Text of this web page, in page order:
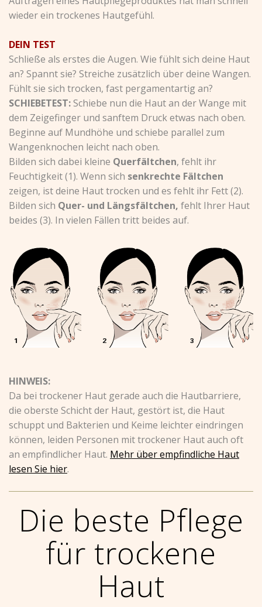
wieder ein trockenes Hautgefühl.
DEIN TEST
Schließe als erstes die Augen. Wie fühlt sich deine Haut
an? Spannt sie? Streiche zusätzlich über deine Wangen.
Fühlt sie sich trocken, fast pergamentartig an?
SCHIEBETEST:Schiebe nun die Haut an der Wange mit
dem Zeigefinger und sanftem Druck etwas nach oben.
Beginne auf Mundhöhe und schiebe parallel zum
Wangenknochen leicht nach oben.
Bilden sich dabei kleine Querfältchen, fehlt ihr
Feuchtigkeit (1). Wenn sich senkrechte Fältchen
zeigen, ist deine Haut trocken und es fehlt ihr Fett (2).
Bilden sich Quer- und Längsfältchen, fehlt Ihrer Haut
beides (3). In vielen Fällen tritt beides auf.
HINWEIS:
Da bei trockener Haut gerade auch die Hautbarriere,
die oberste Schicht der Haut, gestört ist, die Haut
schuppt und Bakterien und Keime leichter eindringen
können, leiden Personen mit trockener Haut auch oft
an empfindlicher Haut. Mehr über empfindliche Haut
lesen Sie hier.
Die beste Pflege
für trockene
Haut